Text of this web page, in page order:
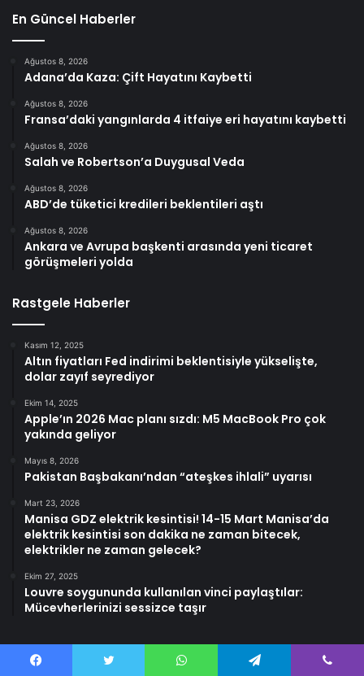
En Güncel Haberler
Ağustos 8, 2026
Adana’da Kaza: Çift Hayatını Kaybetti
Ağustos 8, 2026
Fransa’daki yangınlarda 4 itfaiye eri hayatını kaybetti
Ağustos 8, 2026
Salah ve Robertson’a Duygusal Veda
Ağustos 8, 2026
ABD’de tüketici kredileri beklentileri aştı
Ağustos 8, 2026
Ankara ve Avrupa başkenti arasında yeni ticaret
görüşmeleri yolda
Rastgele Haberler
Kasım 12, 2025
Altın fiyatları Fed indirimi beklentisiyle yükselişte,
dolar zayıf seyrediyor
Ekim 14, 2025
Apple’ın 2026 Mac planı sızdı: M5 MacBook Pro çok
yakında geliyor
Mayıs 8, 2026
Pakistan Başbakanı’ndan “ateşkes ihlali” uyarısı
Mart 23, 2026
Manisa GDZ elektrik kesintisi! 14-15 Mart Manisa’da
elektrik kesintisi son dakika ne zaman bitecek,
elektrikler ne zaman gelecek?
Ekim 27, 2025
Louvre soygununda kullanılan vinci paylaştılar:
Mücevherlerinizi sessizce taşır